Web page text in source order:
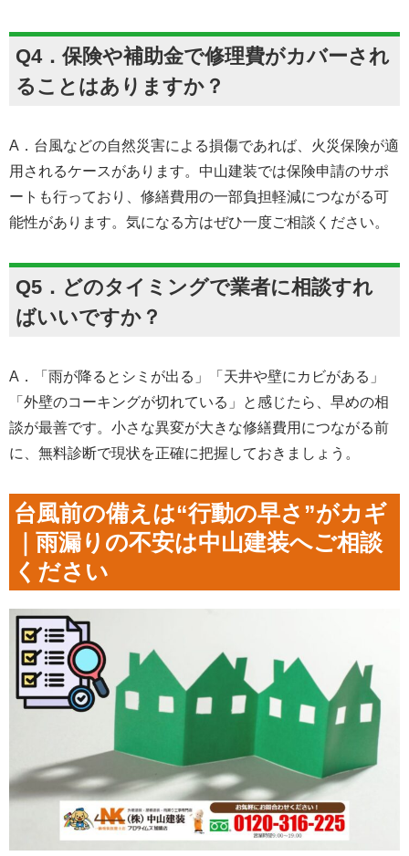
Q4．保険や補助金で修理費がカバーされ
ることはありますか？
A．台風などの自然災害による損傷であれば、火災保険が適
用されるケースがあります。中山建装では保険申請のサポ
ートも行っており、修繕費用の一部負担軽減につながる可
能性があります。気になる方はぜひ一度ご相談ください。
Q5．どのタイミングで業者に相談すれ
ばいいですか？
A．「雨が降るとシミが出る」「天井や壁にカビがある」
「外壁のコーキングが切れている」と感じたら、早めの相
談が最善です。小さな異変が大きな修繕費用につながる前
に、無料診断で現状を正確に把握しておきましょう。
台風前の備えは“行動の早さ”がカギ
｜雨漏りの不安は中山建装へご相談
ください